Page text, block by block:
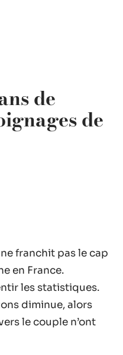
de
de
franchit pas le cap
en France.
les statistiques.
diminue, alors
le couple n’ont